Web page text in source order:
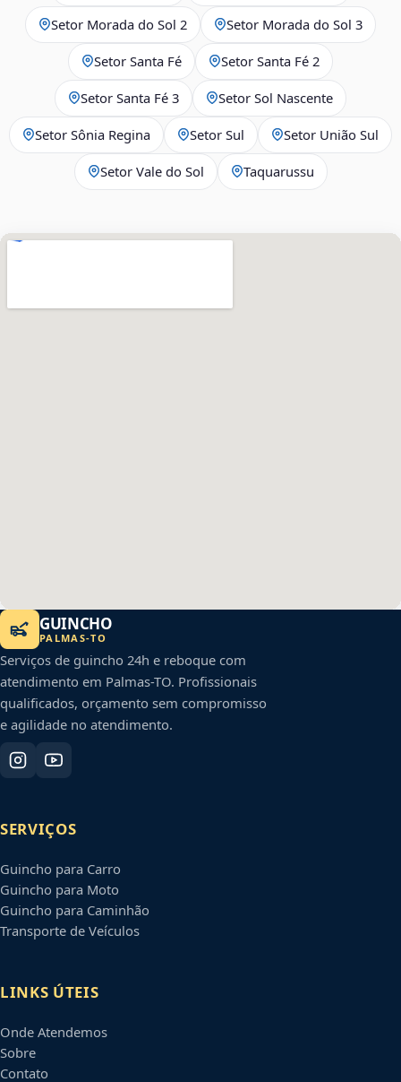
Setor Morada do Sol 2 Setor Morada do Sol 3
Setor Santa Fé Setor Santa Fé 2
Setor Santa Fé 3 Setor Sol Nascente
Setor Sônia Regina Setor Sul Setor União Sul
Setor Vale do Sol Taquarussu
GUINCHO
PALMAS-TO
Serviços de guincho 24h e reboque com
atendimento em Palmas-TO. Profissionais
qualificados, orçamento sem compromisso
e agilidade no atendimento.
SERVIÇOS
Guincho para Carro
Guincho para Moto
Guincho para Caminhão
Transporte de Veículos
LINKS ÚTEIS
Onde Atendemos
Sobre
Contato